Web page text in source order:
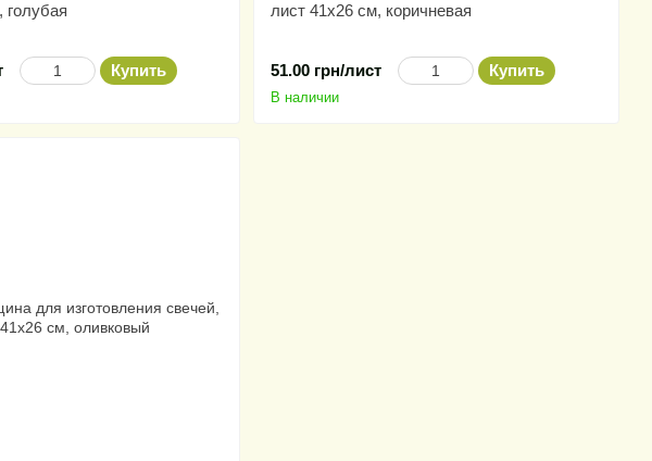
голубая
Купить
лист 41х26 см, коричневая
51.00 грн/лист Купить
В наличии